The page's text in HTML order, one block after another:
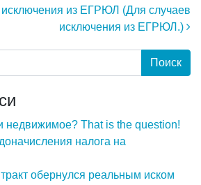
исключения из ЕГРЮЛ (Для случаев
исключения из ЕГРЮЛ.)
недвижимое? That is the question!
налога на
обернулся реальным иском